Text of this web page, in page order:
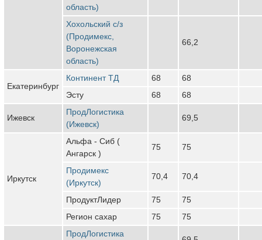
область)
Хохольский с/з
(Продимекс,
Воронежская
область)
66,2
Екатеринбург
Континент ТД 68
68
Эсту
68 68
Ижевск
ПродЛогистика
(Ижевск)
69,5
Иркутск
Альфа - Сиб (
Ангарск )
75 75
Продимекс
(Иркутск)
70,4 70,4
ПродуктЛидер 75
75
Регион сахар
75 75
ПродЛогистика